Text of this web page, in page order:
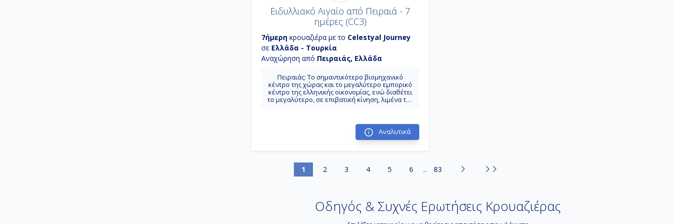
Ειδυλλιακό Αιγαίο από Πειραιά - 7
ημέρες (CC3)
7ήμερηκρουαζιέρα με το Celestyal Journey
σε Ελλάδα - Τουρκία
Αναχώρηση από Πειραιάς, Ελλάδα
Πειραιάς: Το σημαντικότερο βιομηχανικό
κέντρο της χώρας και το μεγαλύτερο εμπορικό
κέντρο της ελληνικής οικονομίας, ενώ διαθέτει
το μεγαλύτερο, σε επιβατική κίνηση, λιμένα της
επίσκεψη στην Αρχαία Έφεσσο, ένα από τα
μεγαλύτερα υπαίθρια μουσεία στον κόσμο, η
παρελθόν μέσα στην Ρόδο, καθώς ένα από τα
σημαντικότερα αξιοθέατα του νησιού είναι η
Άγιος Νικόλαος (Κρήτη): Πανέμορφη
πρωτεύουσα του νομού Λασιθίου και από τις
πρώτες πόλεις της Κρήτης που ξεκίνησε η
Αναλυτικά
1 2 3 4 5 6 .. 83
Οδηγός & Συχνές Ερωτήσεις Κρουαζιέρας